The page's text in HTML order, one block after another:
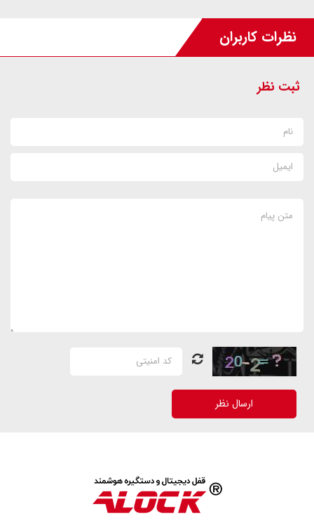
نظرات کاربران
ثبت نظر
ارسال نظر